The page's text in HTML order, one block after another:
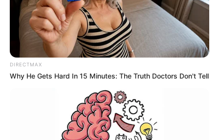
DIRECTMAX
Why He Gets Hard In 15 Minutes: The Truth Doctors Don't Tell